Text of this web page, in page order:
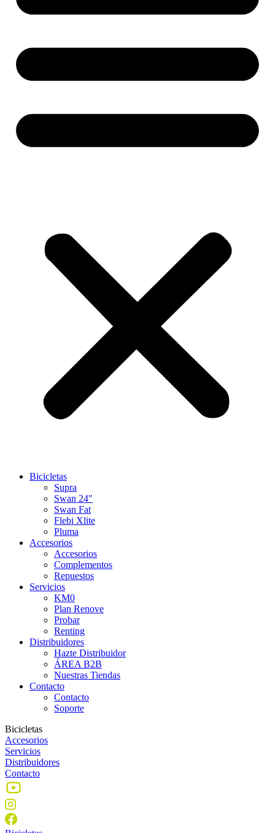
Bicicletas
Supra
Swan 24″
Swan Fat
Flebi Xlite
Pluma
Accesorios
Accesorios
Complementos
Repuestos
Servicios
KM0
Plan Renove
Probar
Renting
Distribuidores
Hazte Distribuidor
ÁREA B2B
Nuestras Tiendas
Contacto
Contacto
Soporte
Bicicletas
Accesorios
Servicios
Distribuidores
Contacto